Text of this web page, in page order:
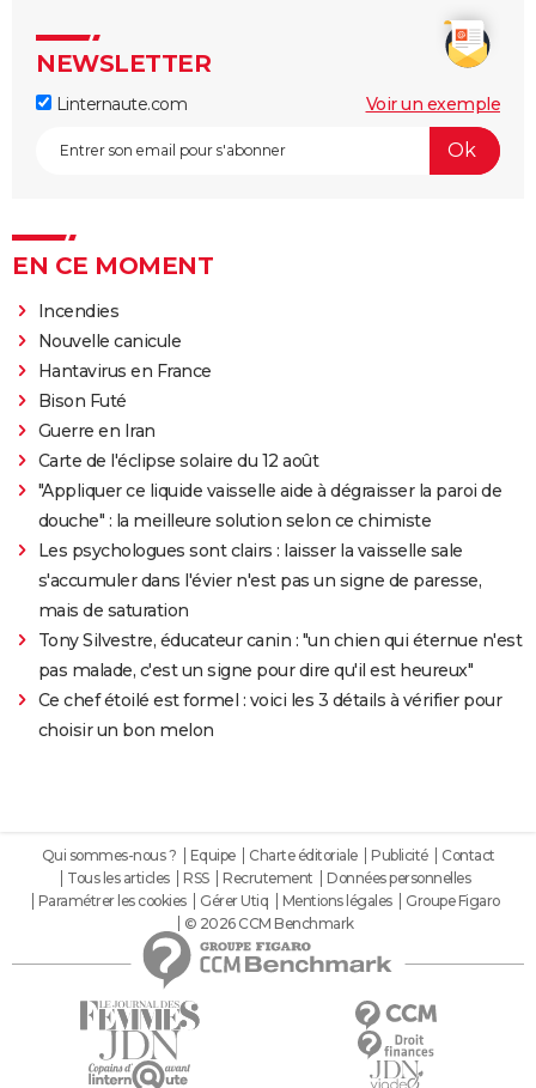
NEWSLETTER
Linternaute.com Voir un exemple
EN CE MOMENT
Incendies
Nouvelle canicule
Hantavirus en France
Bison Futé
Guerre en Iran
Carte de l'éclipse solaire du 12 août
"Appliquer ce liquide vaisselle aide à dégraisser la paroi de
douche" : la meilleure solution selon ce chimiste
Les psychologues sont clairs : laisser la vaisselle sale
s'accumuler dans l'évier n'est pas un signe de paresse,
mais de saturation
Tony Silvestre, éducateur canin : "un chien qui éternue n'est
pas malade, c'est un signe pour dire qu'il est heureux"
Ce chef étoilé est formel : voici les 3 détails à vérifier pour
choisir un bon melon
Qui sommes-nous ? Equipe Charte éditoriale Publicité
Contact
Tous les articles
RSS Recrutement
Données personnelles
Paramétrer les cookies
Gérer Utiq Mentions légales
Groupe Figaro
© 2026 CCM Benchmark